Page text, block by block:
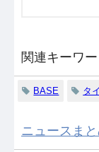
関連キーワ
BASE タ
ニュースま